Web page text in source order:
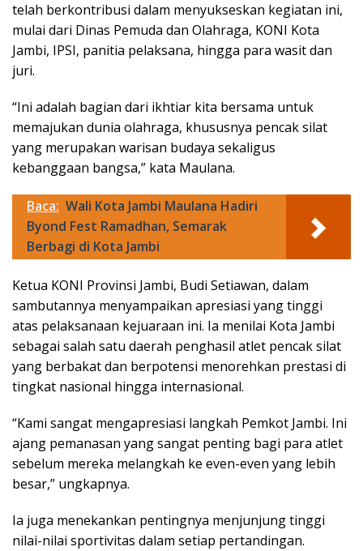
telah berkontribusi dalam menyukseskan kegiatan ini,
mulai dari Dinas Pemuda dan Olahraga, KONI Kota
Jambi, IPSI, panitia pelaksana, hingga para wasit dan
juri.
“Ini adalah bagian dari ikhtiar kita bersama untuk
memajukan dunia olahraga, khususnya pencak silat
yang merupakan warisan budaya sekaligus
kebanggaan bangsa,” kata Maulana.
Baca: Wali Kota Jambi Maulana Hadiri
Byond Fest Ramadhan, Semarak
Berbagi di Kota Jambi
Ketua KONI Provinsi Jambi, Budi Setiawan, dalam
sambutannya menyampaikan apresiasi yang tinggi
atas pelaksanaan kejuaraan ini. Ia menilai Kota Jambi
sebagai salah satu daerah penghasil atlet pencak silat
yang berbakat dan berpotensi menorehkan prestasi di
tingkat nasional hingga internasional.
“Kami sangat mengapresiasi langkah Pemkot Jambi. Ini
ajang pemanasan yang sangat penting bagi para atlet
sebelum mereka melangkah ke even-even yang lebih
besar,” ungkapnya.
Ia juga menekankan pentingnya menjunjung tinggi
nilai-nilai sportivitas dalam setiap pertandingan.